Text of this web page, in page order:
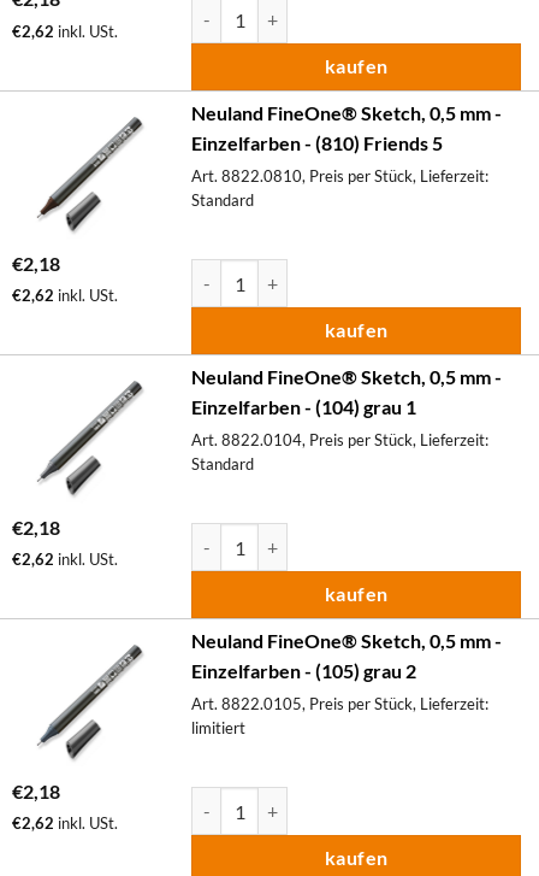
€2,62 inkl. USt.
kaufen
Neuland FineOne® Sketch, 0,5 mm -
Einzelfarben - (810) Friends 5
Art. 8822.0810, Preis per Stück, Lieferzeit:
Standard
€2,18
€2,62 inkl. USt.
kaufen
Neuland FineOne® Sketch, 0,5 mm -
Einzelfarben - (104) grau 1
Art. 8822.0104, Preis per Stück, Lieferzeit:
Standard
€2,18
€2,62 inkl. USt.
kaufen
Neuland FineOne® Sketch, 0,5 mm -
Einzelfarben - (105) grau 2
Art. 8822.0105, Preis per Stück, Lieferzeit:
limitiert
€2,18
€2,62 inkl. USt.
kaufen